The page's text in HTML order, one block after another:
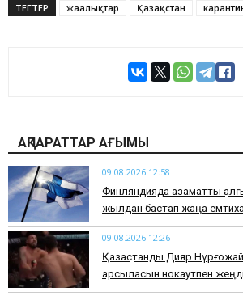
ТЕГТЕР жаңалықтар Қазақстан
АҚПАРАТТАР АҒЫМЫ
09.08.2026 12:58
Финляндияда азаматтық
жылдан бастап жаңа
09.08.2026 12:26
Қазақстандық Дияр
қарсыласын нокаутпен